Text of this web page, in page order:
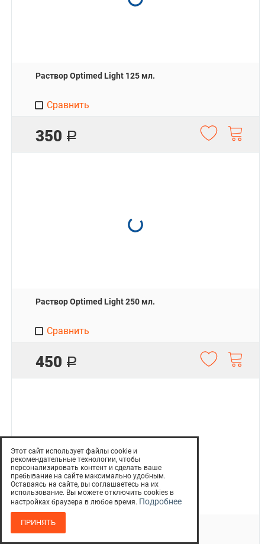
Раствор Optimed Light 125 мл.
350 Р
Сравнить
Раствор Optimed Light 250 мл.
450 Р
Сравнить
Раствор Optimed ProActive 125 мл.
Этот сайт использует файлы cookie и
рекомендательные технологии, чтобы
персонализировать контент и сделать ваше
пребывание на сайте максимально удобным.
Оставаясь на сайте, вы соглашаетесь на их
использование. Вы можете отключить cookies в
настройках браузера в любое время. Подробнее
ПРИНЯТЬ